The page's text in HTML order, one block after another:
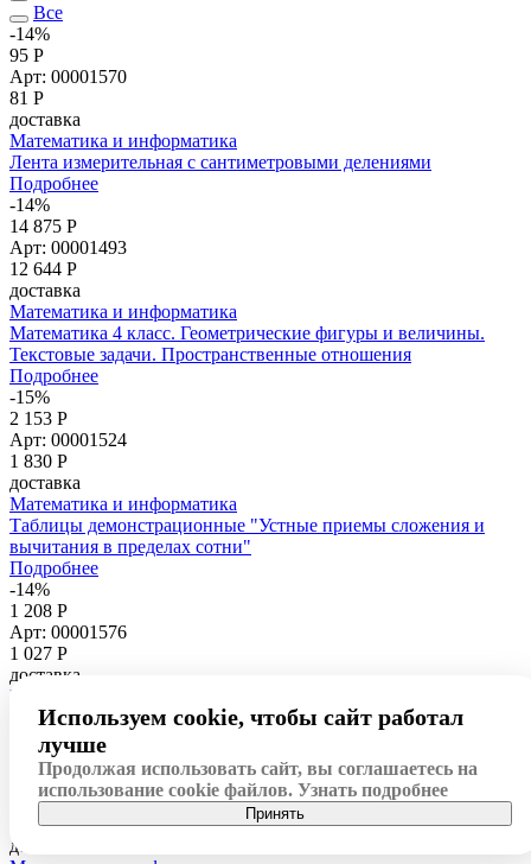
Все
-14%
95 Р
Арт: 00001570
81 Р
доставка
Математика и информатика
Лента измерительная с сантиметровыми делениями
Подробнее
-14%
14 875 Р
Арт: 00001493
12 644 Р
доставка
Математика и информатика
Математика 4 класс. Геометрические фигуры и величины.
Текстовые задачи. Пространственные отношения
Подробнее
-15%
2 153 Р
Арт: 00001524
1 830 Р
доставка
Математика и информатика
Таблицы демонстрационные "Устные приемы сложения и
вычитания в пределах сотни"
Подробнее
-14%
1 208 Р
Арт: 00001576
1 027 Р
доставка
Математика и информатика
Компакт-диск "Математика начинается ч.1"
Подробнее
-14%
1 715 Р
Арт: 00001506
1 458Р
доставка
Используем cookie, чтобы сайт работал
лучше
Продолжая использовать сайт, вы соглашаетесь на
использование cookie файлов. Узнать подробнее
Принять